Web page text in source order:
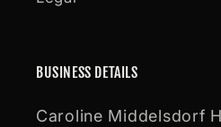
BUSINESS DETAILS
Caroline Middelsdorf